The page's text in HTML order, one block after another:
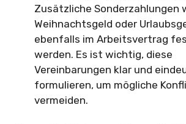
Zusätzliche Sonderzahlungen
Weihnachtsgeld oder
ebenfalls im Arbeitsvertrag
werden. Es ist wichtig, diese
Vereinbarungen klar und
formulieren, um mögliche
vermeiden.